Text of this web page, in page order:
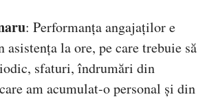
: Performanța angajaților e
asistența la ore, pe care trebuie să
sfaturi, îndrumări din
am acumulat-o personal și din